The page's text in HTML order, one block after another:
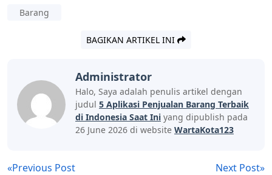
Barang
BAGIKAN ARTIKEL INI
Administrator
Halo, Saya adalah penulis artikel dengan
judul 5 Aplikasi Penjualan Barang Terbaik
di Indonesia Saat Ini yang dipublish pada
26 June 2026 di website WartaKota123
«Previous Post Next Post»